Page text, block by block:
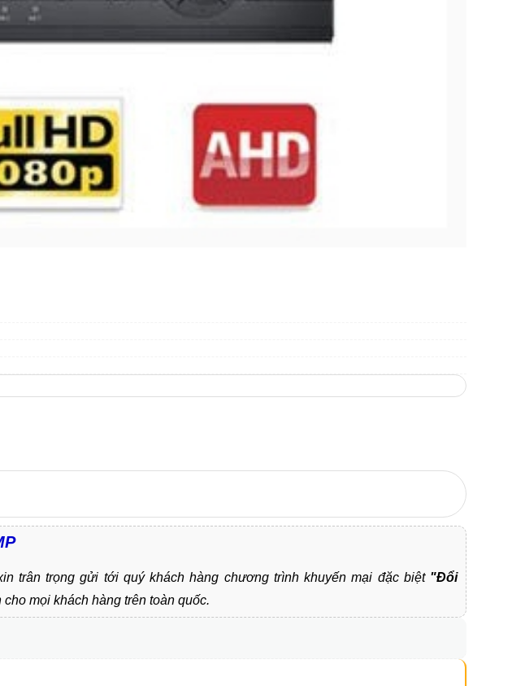
trân trọng gửi tới quý khách hàng chương trình khuyến mại đặc biệt "Đổi
cho mọi khách hàng trên toàn quốc.